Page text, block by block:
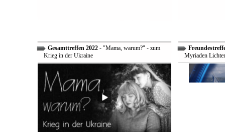
Gesamttreffen 2022- "Mama, warum?" - zum
Krieg in der Ukraine
Myriaden